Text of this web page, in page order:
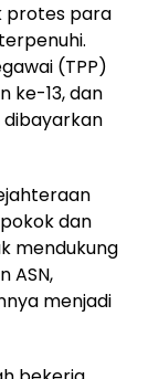
protes para
(TPP)
ke-13, dan
dibayarkan
dan
mendukung
ASN,
menjadi